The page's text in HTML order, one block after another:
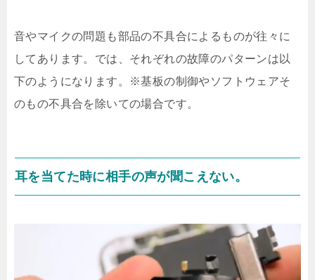
音やマイクの問題も部品の不具合によるものが往々に
してあります。では、それぞれの故障のパターンは以
下のようになります。※基板の制御やソフトウェアそ
のもの不具合を除いての場合です。
耳を当てた時に相手の声が聞こえない。